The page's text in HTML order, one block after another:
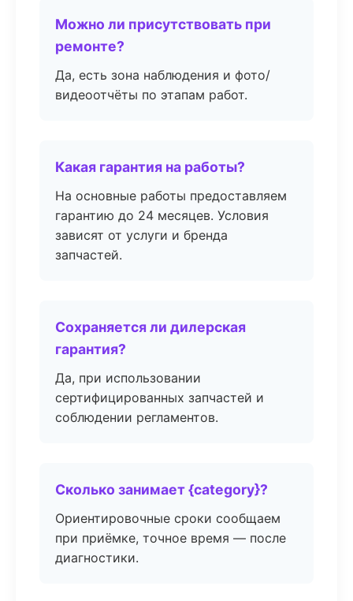
Можно ли присутствовать при
ремонте?
Да, есть зона наблюдения и фото/
видеоотчёты по этапам работ.
Какая гарантия на работы?
На основные работы предоставляем
гарантию до 24 месяцев. Условия
зависят от услуги и бренда
запчастей.
Сохраняется ли дилерская
гарантия?
Да, при использовании
сертифицированных запчастей и
соблюдении регламентов.
Сколько занимает {category}?
Ориентировочные сроки сообщаем
при приёмке, точное время — после
диагностики.